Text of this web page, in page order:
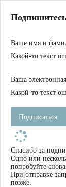
Магазин
Журнал
Школа
Устав
Фильмы
Имена
Тэги
О нас
Журнал
Книги
Ваше имя и
Какой-то текст
Ваша
Какой-то текст
Подписаться
Спасибо за
Одно или
попробуйте
При отправке
позже.